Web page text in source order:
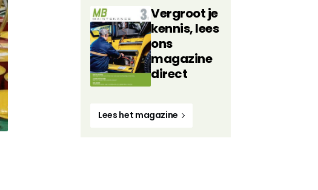
Vergroot je
kennis, lees
ons
magazine
direct
Lees het magazine